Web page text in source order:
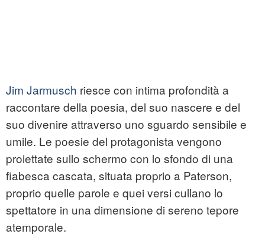
Jim Jarmusch riesce con intima profondità a
raccontare della poesia, del suo nascere e del
suo divenire attraverso uno sguardo sensibile e
umile. Le poesie del protagonista vengono
proiettate sullo schermo con lo sfondo di una
fiabesca cascata, situata proprio a Paterson,
proprio quelle parole e quei versi cullano lo
spettatore in una dimensione di sereno tepore
atemporale.